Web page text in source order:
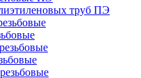
труб ПЭ